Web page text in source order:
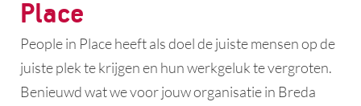
Place
People in Place heeft als doel de juiste mensen op de
juiste plek te krijgen en hun werkgeluk te vergroten.
Benieuwd wat we voor jouw organisatie in Breda